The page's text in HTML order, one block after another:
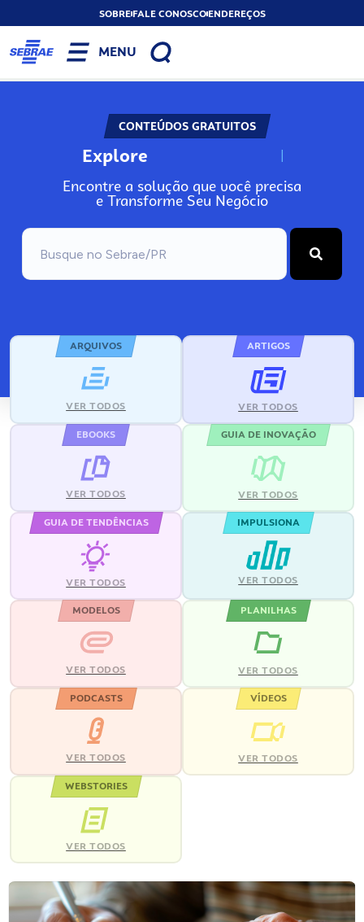
SOBREFALE CONOSCOENDEREÇOS
MENU
CONTEÚDOS GRATUITOS
Explore N
Encontre a solução que você precisa
e Transforme Seu Negócio
ARQUIVOS
VER TODOS
ARTIGOS
VER TODOS
EBOOKS
VER TODOS
GUIA DE INOVAÇÃO
VER TODOS
GUIA DE TENDÊNCIAS
VER TODOS
IMPULSIONA
VER TODOS
MODELOS
VER TODOS
PLANILHAS
VER TODOS
PODCASTS
VER TODOS
VÍDEOS
VER TODOS
WEBSTORIES
VER TODOS